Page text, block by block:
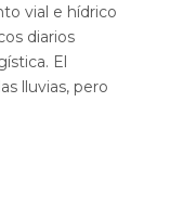
vial e hídrico
diarios
El
lluvias, pero